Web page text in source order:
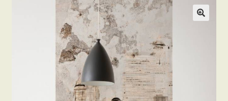
Tapéta BLOG
Mi az a fotótapéta?
Tapétázási tanácsok
Beton hatású tapéták